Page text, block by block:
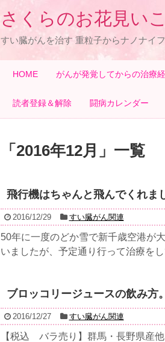
さくらのお花見い
すい臓がんを治す 重粒子からナノナイ
HOME がんが発覚してからの治療
読者登録＆解除 闘病カレンダー
「 2016年12月 」 一覧
飛行機はちゃんと飛んでくれま
2016/12/29 すい臓がん関連
50年に一度のどか雪で新千歳空港が
いましたが、予定通り行って治療を
ブロッコリージュースの飲み方。
2016/12/27 すい臓がん関連
【税込 バラ売り】群馬・長野県